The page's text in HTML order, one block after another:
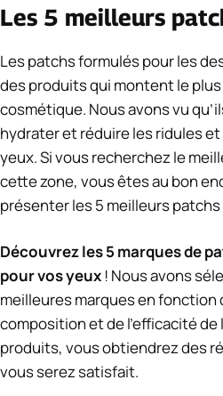
Les 5 meilleurs
Les patchs formulés pour les
des produits qui montent le
cosmétique. Nous avons vu
hydrater et réduire les ridules
yeux.Si vous recherchez le
cette zone, vous êtes au bon
présenter les 5 meilleurs
Découvrez les 5 marques de
pour vos yeux ! Nous avons
meilleures marques en fonction
composition et de l’efficacité
produits, vous obtiendrez des
vous serez satisfait.